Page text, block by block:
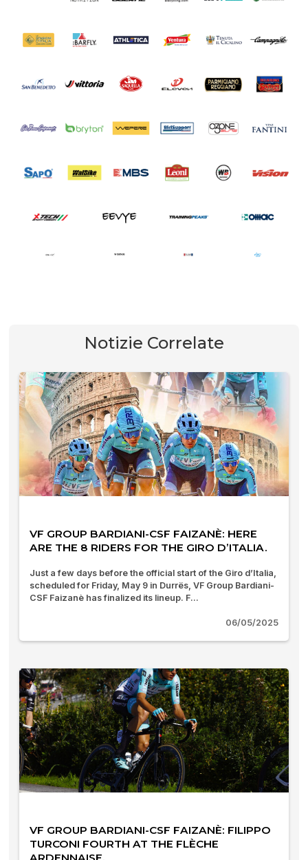
Notizie Correlate
VF GROUP BARDIANI-CSF FAIZANÈ: HERE
ARE THE 8 RIDERS FOR THE GIRO D’ITALIA.
Just a few days before the official start of the Giro d’Italia,
scheduled for Friday, May 9 in Durrës, VF Group Bardiani-
CSF Faizanè has finalized its lineup. F...
06/05/2025
VF GROUP BARDIANI-CSF FAIZANÈ: FILIPPO
TURCONI FOURTH AT THE FLÈCHE